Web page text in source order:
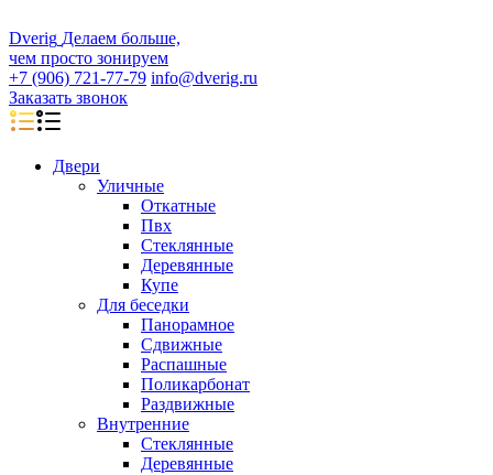
Dverig Делаем больше,
чем просто зонируем
+7 (906) 721-77-79 info@dverig.ru
Заказать звонок
Двери
Уличные
Откатные
Пвх
Стеклянные
Деревянные
Купе
Для беседки
Панорамное
Сдвижные
Распашные
Поликарбонат
Раздвижные
Внутренние
Стеклянные
Деревянные